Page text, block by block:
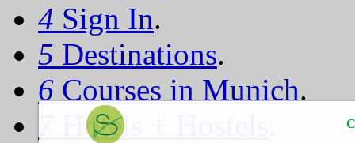
4 Sign In.
5 Destinations.
6 Courses in Munich.
Hotels + Hostels